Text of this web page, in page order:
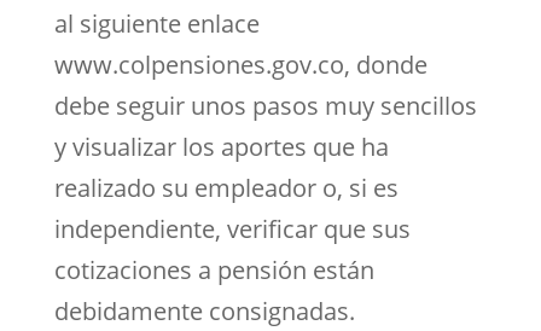
al siguiente enlace
www.colpensiones.gov.co, donde
debe seguir unos pasos muy sencillos
y visualizar los aportes que ha
realizado su empleador o, si es
independiente, verificar que sus
cotizaciones a pensión están
debidamente consignadas.